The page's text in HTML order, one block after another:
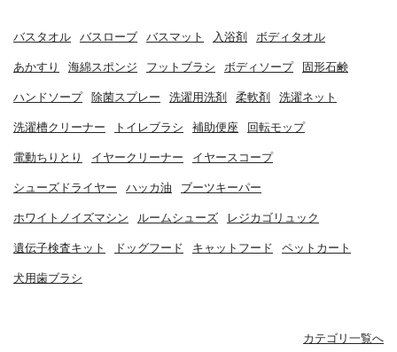
バスタオル バスローブ バスマット 入浴剤 ボディタオル
あかすり 海綿スポンジ フットブラシ ボディソープ 固形石鹸
ハンドソープ 除菌スプレー 洗濯用洗剤 柔軟剤 洗濯ネット
洗濯槽クリーナー トイレブラシ 補助便座 回転モップ
電動ちりとり イヤークリーナー イヤースコープ
シューズドライヤー ハッカ油 ブーツキーパー
ホワイトノイズマシン ルームシューズ レジカゴリュック
遺伝子検査キット ドッグフード キャットフード ペットカート
犬用歯ブラシ
カテゴリ一覧へ